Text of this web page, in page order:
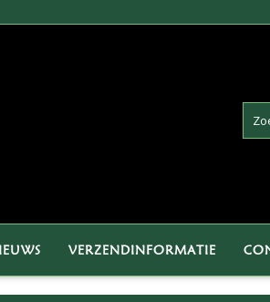
VERZENDINFORMATIE